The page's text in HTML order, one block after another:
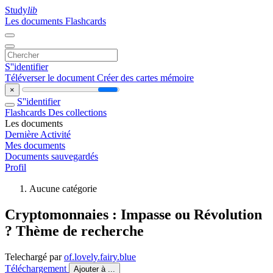
Studylib
Les documents Flashcards
S''identifier
Téléverser le document Créer des cartes mémoire
×
S''identifier
Flashcards Des collections
Les documents
Dernière Activité
Mes documents
Documents sauvegardés
Profil
Aucune catégorie
Cryptomonnaies : Impasse ou Révolution
? Thème de recherche
Telechargé parof.lovely.fairy.blue
Téléchargement
Ajouter à ...